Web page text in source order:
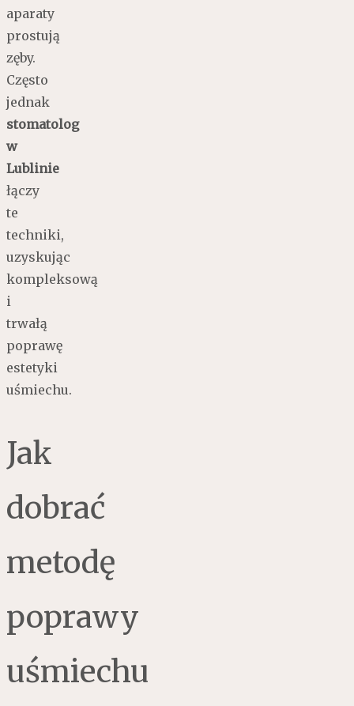
aparaty
prostują
zęby.
Często
jednak
stomatolog
w
Lublinie
łączy
te
techniki,
uzyskując
kompleksową
i
trwałą
poprawę
estetyki
uśmiechu.
Jak
dobrać
metodę
poprawy
uśmiechu